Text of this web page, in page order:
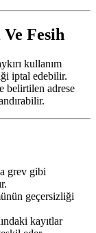
Fesih
kullanım
iptal edebilir.
belirtilen adrese
grev gibi
geçersizliği
kayıtlar